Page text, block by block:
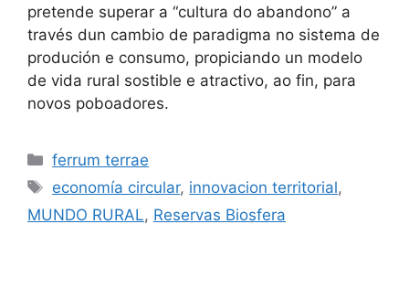
pretende superar a “cultura do abandono” a
través dun cambio de paradigma no sistema de
produción e consumo, propiciando un modelo
de vida rural sostible e atractivo, ao fin, para
novos poboadores.
ferrum terrae
economía circular, innovacion territorial,
MUNDO RURAL, Reservas Biosfera